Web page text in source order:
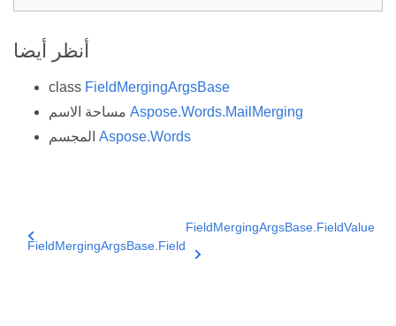
أنظر أيضا
class FieldMergingArgsBase
Aspose.Words.MailMerging
Aspose.Words
FieldMergingArgsBase.Field
FieldMergingArgsBase.FieldValue